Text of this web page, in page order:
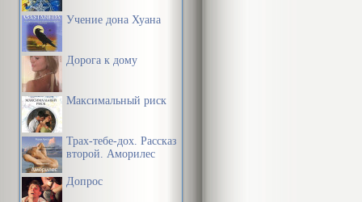
Учение дона Хуана
Дорога к дому
Максимальный риск
Трах-тебе-дох. Рассказ
второй. Аморилес
Допрос